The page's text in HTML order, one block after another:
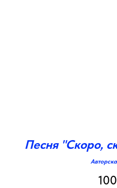
Песня "Скоро,
100